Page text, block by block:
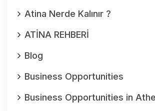
Atina Nerde Kalınır ?
ATİNA REHBERİ
Blog
Business Opportunities
Business Opportunities in